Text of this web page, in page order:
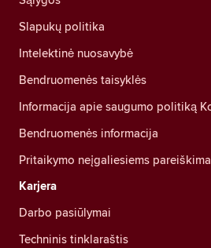
Slapukų politika
Intelektinė nuosavybė
Bendruomenės taisyklės
Informacija apie saugumo politiką
Bendruomenės informacija
Pritaikymo neįgaliesiems
Karjera
Darbo pasiūlymai
Techninis tinklaraštis